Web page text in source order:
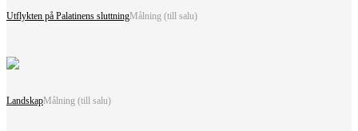
Utflykten på Palatinens sluttningMålning (till salu)
LandskapMålning (till salu)